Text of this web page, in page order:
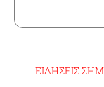
ΕΙΔΗΣΕΙΣ